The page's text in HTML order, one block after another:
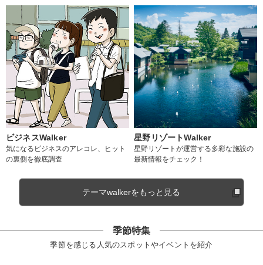
ビジネスWalker
気になるビジネスのアレコレ、ヒット
の裏側を徹底調査
星野リゾートWalker
星野リゾートが運営する多彩な施設の
最新情報をチェック！
テーマwalkerをもっと見る
季節特集
季節を感じる人気のスポットやイベントを紹介